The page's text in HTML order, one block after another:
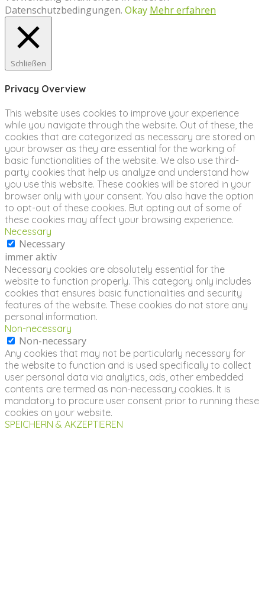
Datenschutzbedingungen. Okay Mehr erfahren
Schließen
Privacy Overview
This website uses cookies to improve your experience
while you navigate through the website. Out of these, the
cookies that are categorized as necessary are stored on
your browser as they are essential for the working of
basic functionalities of the website. We also use third-
party cookies that help us analyze and understand how
you use this website. These cookies will be stored in your
browser only with your consent. You also have the option
to opt-out of these cookies. But opting out of some of
these cookies may affect your browsing experience.
Necessary
Necessary
immer aktiv
Necessary cookies are absolutely essential for the
website to function properly. This category only includes
cookies that ensures basic functionalities and security
features of the website. These cookies do not store any
personal information.
Non-necessary
Non-necessary
Any cookies that may not be particularly necessary for
the website to function and is used specifically to collect
user personal data via analytics, ads, other embedded
contents are termed as non-necessary cookies. It is
mandatory to procure user consent prior to running these
cookies on your website.
SPEICHERN & AKZEPTIEREN